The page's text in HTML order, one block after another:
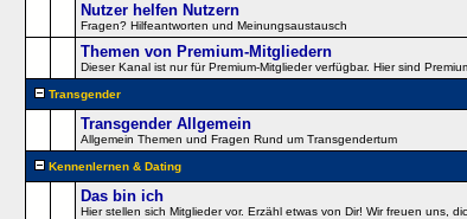
Nutzer helfen Nutzern
Fragen? Hilfeantworten und Meinungsaustausch
Themen von Premium-Mitgliedern
Dieser Kanal ist nur für Premium-Mitglieder verfügbar. Hier sind
Transgender
Transgender Allgemein
Allgemein Themen und Fragen Rund um Transgendertum
Kennenlernen & Dating
Das bin ich
Hier stellen sich Mitglieder vor. Erzähl etwas von Dir! Wir freuen uns,